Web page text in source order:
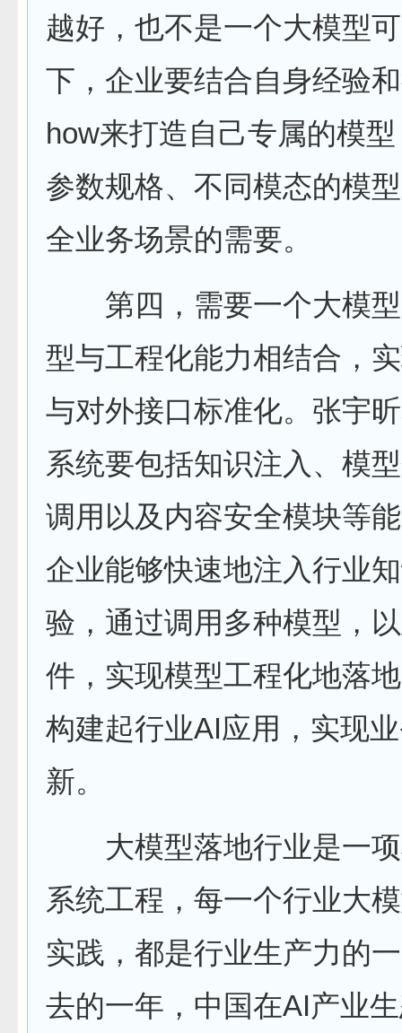
越好，也不是一个大模型
下，企业要结合自身经验
how来打造自己专属的模
参数规格、不同模态的模
全业务场景的需要。
第四，需要一个大模型
型与工程化能力相结合，
与对外接口标准化。张宇
系统要包括知识注入、模
调用以及内容安全模块等
企业能够快速地注入行业
验，通过调用多种模型，
件，实现模型工程化地落
构建起行业AI应用，实现
新。
大模型落地行业是一项
系统工程，每一个行业大
实践，都是行业生产力的
去的一年，中国在AI产业